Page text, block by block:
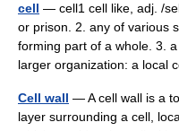
cell — cell1 cell like, adj. /
or prison. 2. any of various
forming part of a whole. 3.
larger organization: a
Cell wall — A cell wall is a
layer surrounding a cell,